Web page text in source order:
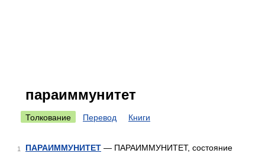
параиммунитет
Толкование Перевод Книги
1 ПАРАИММУНИТЕТ — ПАРАИММУНИТЕТ, состояние